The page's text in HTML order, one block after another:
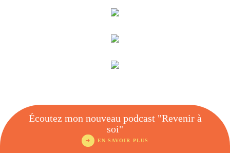
Écoutez mon nouveau podcast "Revenir à
soi"
EN SAVOIR PLUS